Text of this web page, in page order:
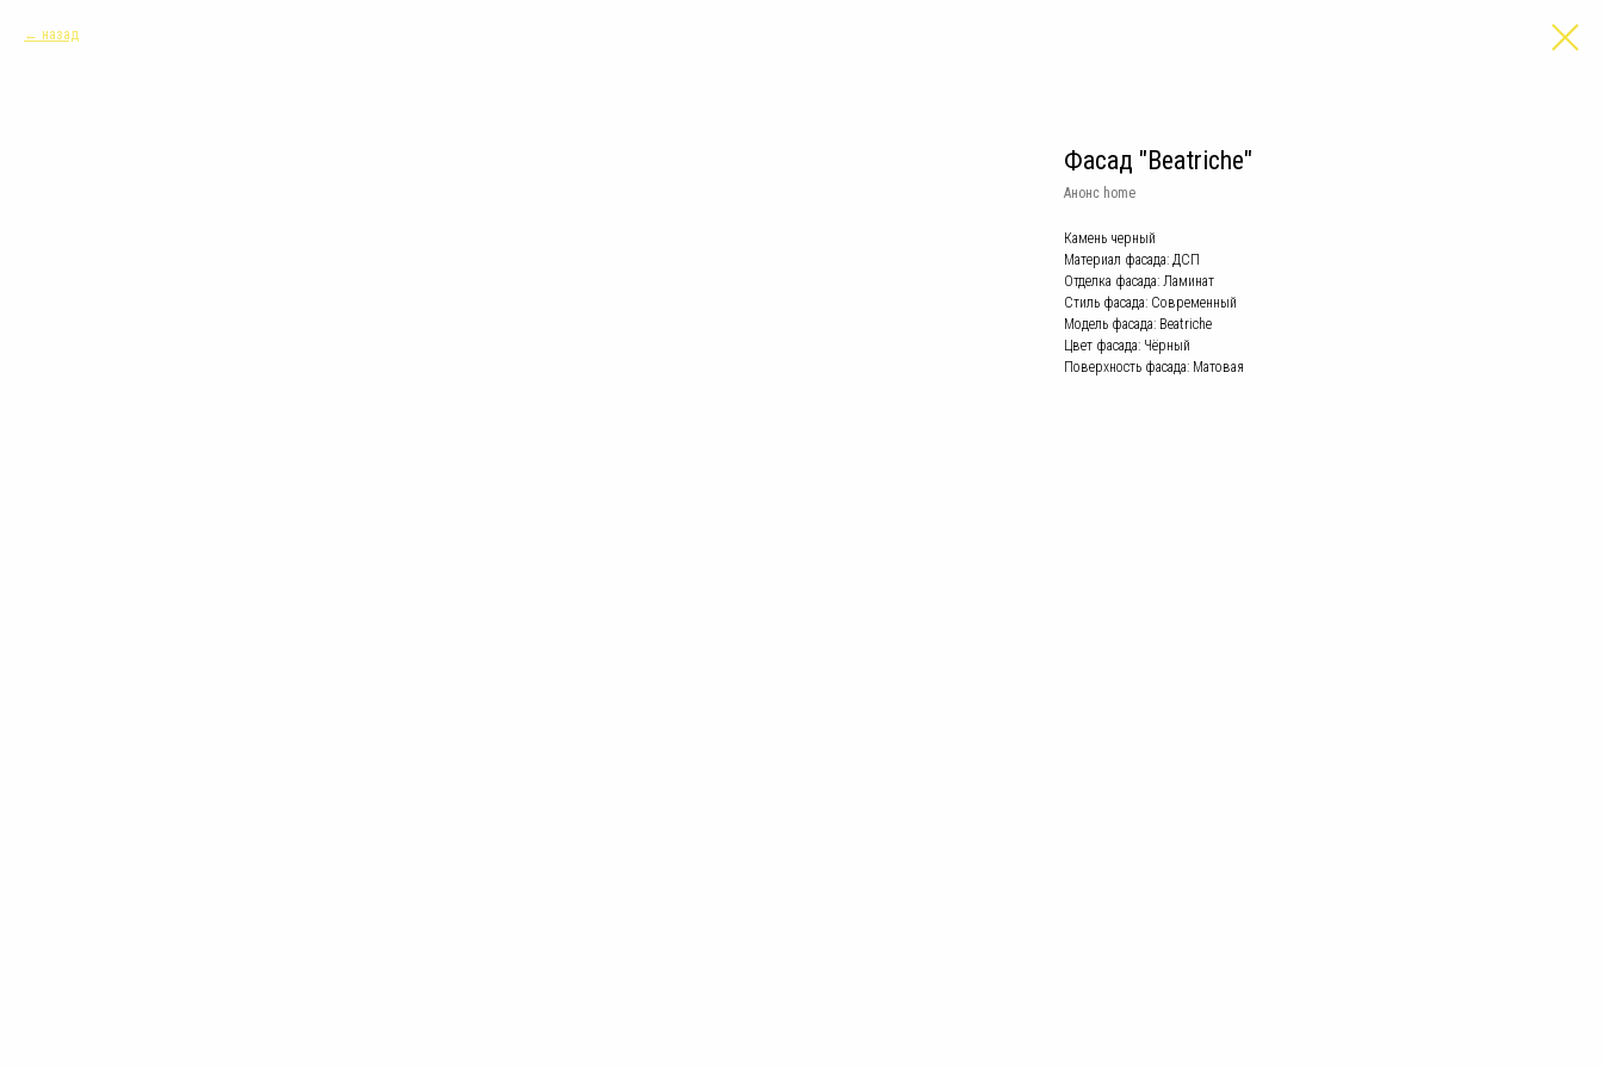
назад
Фасад "Beatriche"
Анонс home
Камень черный
Материал фасада: ДСП
Отделка фасада: Ламинат
Стиль фасада: Современный
Модель фасада: Beatriche
Цвет фасада: Чёрный
Поверхность фасада: Матовая